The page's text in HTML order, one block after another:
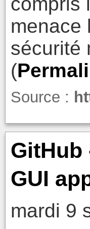
menace
sécurité
(
Source :
GitHub
GUI
mardi 9